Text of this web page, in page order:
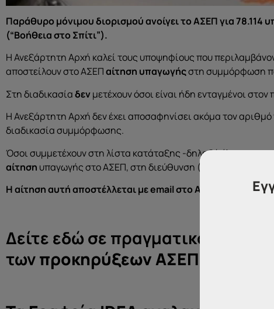
Παράθυρο μόνιμου διορισμού ανοίγει το ΑΣΕΠ για
(“Βοήθεια στο Σπίτι”).
Η Ανεξάρτητη Αρχή καλεί τους υποψηφίους που
αποστείλουν στο ΑΣΕΠαίτηση υπαγωγήςστη συμμόρφωση
Στη διαδικασίαδενμετέχουν όσοι είναι ήδη ενταγμένοι στον
Η Ανεξάρτητη Αρχή δεν έχει αποσαφηνίσει ακόμα τον
διαδικασία συμμόρφωσης.
Όσοι συμμετέχουν στη λίστα κατάταξης -δηλαδή όλοι οι
αίτηση υπαγωγής στο ΑΣΕΠ, στη διεύθυνση (
Η αίτηση αυτή αποστέλλεται με email στο ΑΣΕΠ έως τις
Δείτε εδώ σε πραγματικό χρόνο
τωνπροκηρύξεων ΑΣΕΠ